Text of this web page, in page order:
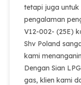
tetapi juga untuk
pengalaman
V12-002- (25E)
Shv Poland
kami
Dengan Sian
gas, klien kami